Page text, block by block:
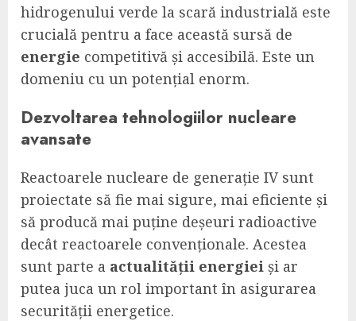
hidrogenului verde la scară industrială este
crucială pentru a face această sursă de
energie competitivă și accesibilă. Este un
domeniu cu un potențial enorm.
Dezvoltarea tehnologiilor nucleare
avansate
Reactoarele nucleare de generație IV sunt
proiectate să fie mai sigure, mai eficiente și
să producă mai puține deșeuri radioactive
decât reactoarele convenționale. Acestea
sunt parte a actualităţii energiei și ar
putea juca un rol important în asigurarea
securității energetice.